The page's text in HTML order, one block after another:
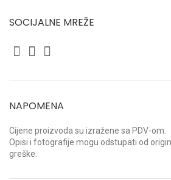
SOCIJALNE MREŽE
NAPOMENA
Cijene proizvoda su izražene sa PDV-om.
Opisi i fotografije mogu odstupati od
greške.